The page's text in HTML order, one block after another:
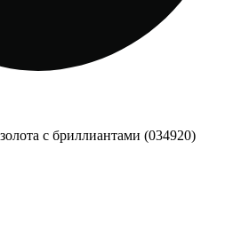
с бриллиантами (034920)